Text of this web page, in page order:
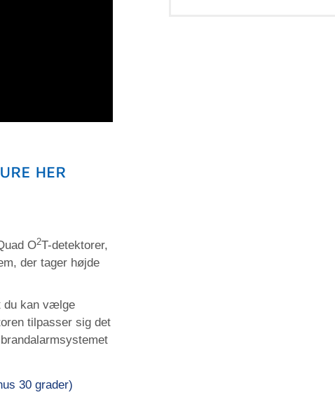
O2T-detektorer,
der tager højde
du kan vælge
tilpasser sig det
30 grader)